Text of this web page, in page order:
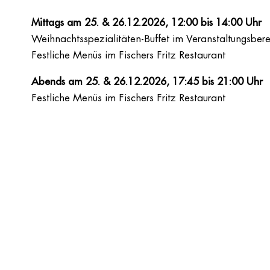
Mittags am 25. & 26.12.2026, 12:00 bis 14:00 Uhr
Weihnachtsspezialitäten-Buffet im
Festliche Menüs im Fischers Fritz Restaurant
Abends am 25. & 26.12.2026, 17:45 bis 21:00 Uhr
Festliche Menüs im Fischers Fritz Restaurant